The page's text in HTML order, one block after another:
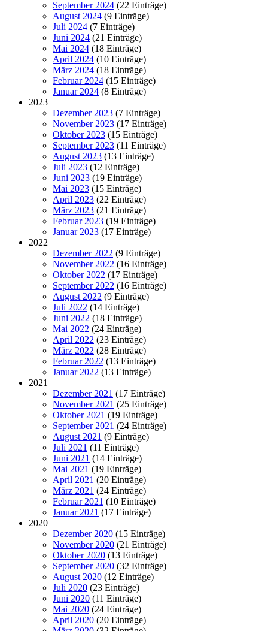
September 2024 (22 Einträge)
August 2024 (9 Einträge)
Juli 2024 (7 Einträge)
Juni 2024 (21 Einträge)
Mai 2024 (18 Einträge)
April 2024 (10 Einträge)
März 2024 (18 Einträge)
Februar 2024 (15 Einträge)
Januar 2024 (8 Einträge)
2023
Dezember 2023 (7 Einträge)
November 2023 (17 Einträge)
Oktober 2023 (15 Einträge)
September 2023 (11 Einträge)
August 2023 (13 Einträge)
Juli 2023 (12 Einträge)
Juni 2023 (19 Einträge)
Mai 2023 (15 Einträge)
April 2023 (22 Einträge)
März 2023 (21 Einträge)
Februar 2023 (19 Einträge)
Januar 2023 (17 Einträge)
2022
Dezember 2022 (9 Einträge)
November 2022 (16 Einträge)
Oktober 2022 (17 Einträge)
September 2022 (16 Einträge)
August 2022 (9 Einträge)
Juli 2022 (14 Einträge)
Juni 2022 (18 Einträge)
Mai 2022 (24 Einträge)
April 2022 (23 Einträge)
März 2022 (28 Einträge)
Februar 2022 (13 Einträge)
Januar 2022 (13 Einträge)
2021
Dezember 2021 (17 Einträge)
November 2021 (25 Einträge)
Oktober 2021 (19 Einträge)
September 2021 (24 Einträge)
August 2021 (9 Einträge)
Juli 2021 (11 Einträge)
Juni 2021 (14 Einträge)
Mai 2021 (19 Einträge)
April 2021 (20 Einträge)
März 2021 (24 Einträge)
Februar 2021 (10 Einträge)
Januar 2021 (17 Einträge)
2020
Dezember 2020 (15 Einträge)
November 2020 (21 Einträge)
Oktober 2020 (13 Einträge)
September 2020 (32 Einträge)
August 2020 (12 Einträge)
Juli 2020 (23 Einträge)
Juni 2020 (11 Einträge)
Mai 2020 (24 Einträge)
April 2020 (20 Einträge)